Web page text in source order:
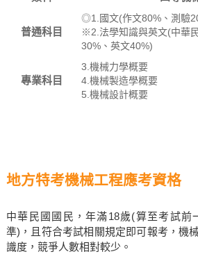
普通科目
◎1.國文(作文80%、測驗
※2.法學知識與英文(中華
30%、英文40%)
專業科目
3.機械力學概要
4.機械製造學概要
5.機械設計概要
地方特考機械工程應考資格
中華民國國民，年滿18歲(算至考試前
準)，且符合考試相關規定即可報考，機
識度，競爭人數相對較少。